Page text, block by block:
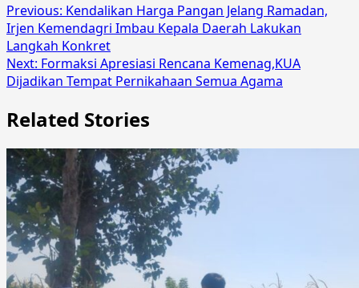
Previous: Kendalikan Harga Pangan Jelang Ramadan,
Irjen Kemendagri Imbau Kepala Daerah Lakukan
Langkah Konkret
Next: Formaksi Apresiasi Rencana Kemenag,KUA
Dijadikan Tempat Pernikahaan Semua Agama
Related Stories